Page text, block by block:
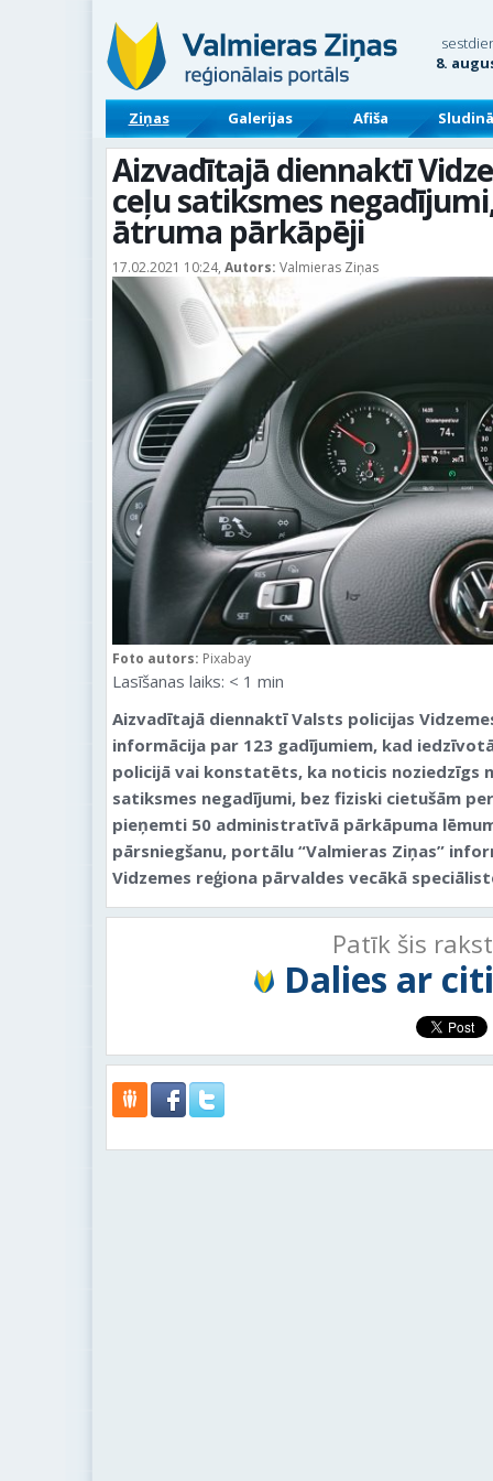
8.
Ziņas Galerijas Afiša
Aizvadītajā diennaktī
ceļu satiksmes
ātruma pārkāpēji
17.02.2021 10:24, Autors: Valmieras Ziņas
Foto autors: Pixabay
Lasīšanas laiks: < 1 min
Aizvadītajā diennaktī Valsts policijas
informācija par 123 gadījumiem, kad
policijā vai konstatēts, ka noticis noziedzīgs
satiksmes negadījumi, bez fiziski cietušām
pieņemti 50 administratīvā pārkāpuma
pārsniegšanu, portālu “Valmieras Ziņas”
Vidzemes reģiona pārvaldes vecākā
Patīk šis
Dalies ar